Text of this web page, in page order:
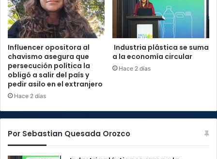
Influencer opositora al
chavismo asegura que
persecución política la
obligó a salir del país y
pedir asilo en el extranjero
Hace 2 días
Industria plástica se suma
a la economía circular
Hace 2 días
Por Sebastian Quesada Orozco